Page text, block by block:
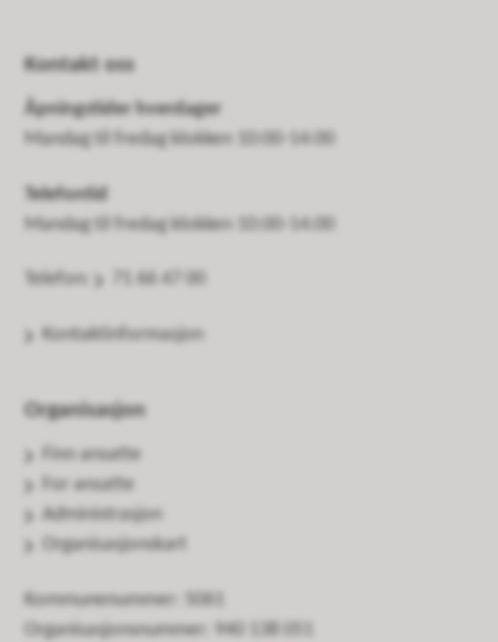
Kontakt oss
Åpningstider hverdager
Mandag til fredag klokken 10:00-14:00
Telefontid
Mandag til fredag klokken 10:00-14:00
Telefon: 71 66 47 00
Kontaktinformasjon
Organisasjon
Finn ansatte
For ansatte
Administrasjon
Organisasjonskart
Kommunenummer: 5061
Organisasjonsnummer: 940 138 051